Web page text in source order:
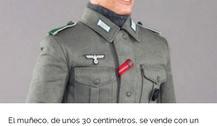
El muñeco, de unos 30 centímetros, se vende con un